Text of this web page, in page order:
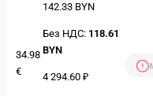
34.98
€
142.33 BYN
Без НДС: 118.61
BYN
4 294.60 ₽